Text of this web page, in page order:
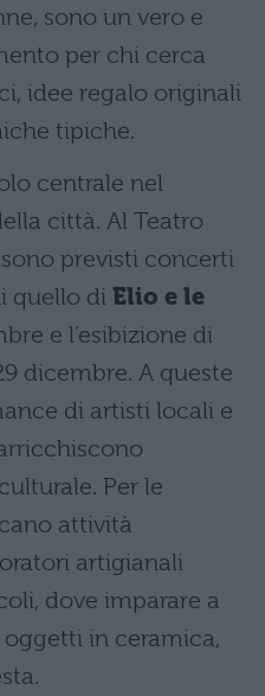
sono un vero e
per chi cerca
idee regalo originali
tipiche.
centrale nel
città. Al Teatro
previsti concerti
quello di Elio e le
e l’esibizione di
dicembre. A queste
di artisti locali e
Per le
attività
artigianali
dove imparare a
in ceramica,